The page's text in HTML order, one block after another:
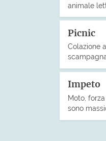
animale
Picnic
Colazione
Impeto
Moto,
sono